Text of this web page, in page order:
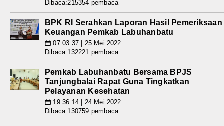
Dibaca:215354 pembaca
BPK RI Serahkan Laporan Hasil Pemeriksaan
Keuangan Pemkab Labuhanbatu
📅 07:03:37 | 25 Mei 2022
Dibaca:132221 pembaca
Pemkab Labuhanbatu Bersama BPJS
Tanjungbalai Rapat Guna Tingkatkan
Pelayanan Kesehatan
📅 19:36:14 | 24 Mei 2022
Dibaca:130759 pembaca